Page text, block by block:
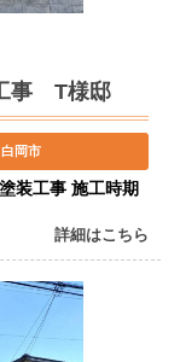
事 T様邸
白岡市
装工事 施工時期
詳細はこちら